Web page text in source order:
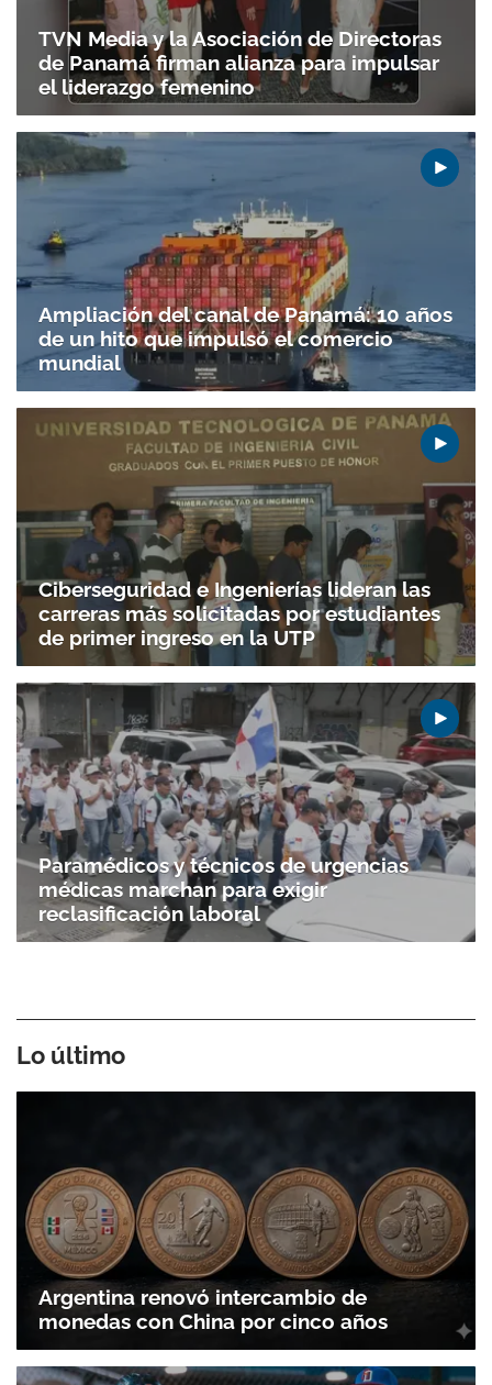
Gracias por suscribirte a nuestro boletín.
ACEPTAR
TVN Media y la Asociación de Directoras
de Panamá firman alianza para impulsar
el liderazgo femenino
Ampliación del canal de Panamá: 10 años
de un hito que impulsó el comercio
mundial
Ciberseguridad e Ingenierías lideran las
carreras más solicitadas por estudiantes
de primer ingreso en la UTP
Paramédicos y técnicos de urgencias
médicas marchan para exigir
reclasificación laboral
Lo último
Argentina renovó intercambio de
monedas con China por cinco años